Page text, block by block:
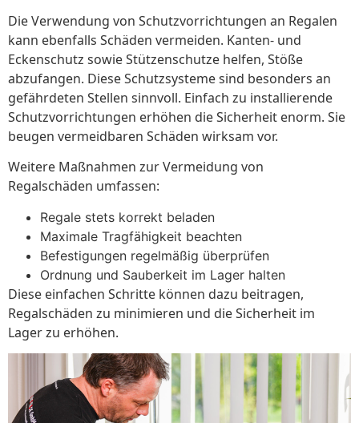
Die Verwendung von Schutzvorrichtungen an Regalen
kann ebenfalls Schäden vermeiden. Kanten- und
Eckenschutz sowie Stützenschutze helfen, Stöße
abzufangen. Diese Schutzsysteme sind besonders an
gefährdeten Stellen sinnvoll. Einfach zu installierende
Schutzvorrichtungen erhöhen die Sicherheit enorm. Sie
beugen vermeidbaren Schäden wirksam vor.
Weitere Maßnahmen zur Vermeidung von
Regalschäden umfassen:
Regale stets korrekt beladen
Maximale Tragfähigkeit beachten
Befestigungen regelmäßig überprüfen
Ordnung und Sauberkeit im Lager halten
Diese einfachen Schritte können dazu beitragen,
Regalschäden zu minimieren und die Sicherheit im
Lager zu erhöhen.